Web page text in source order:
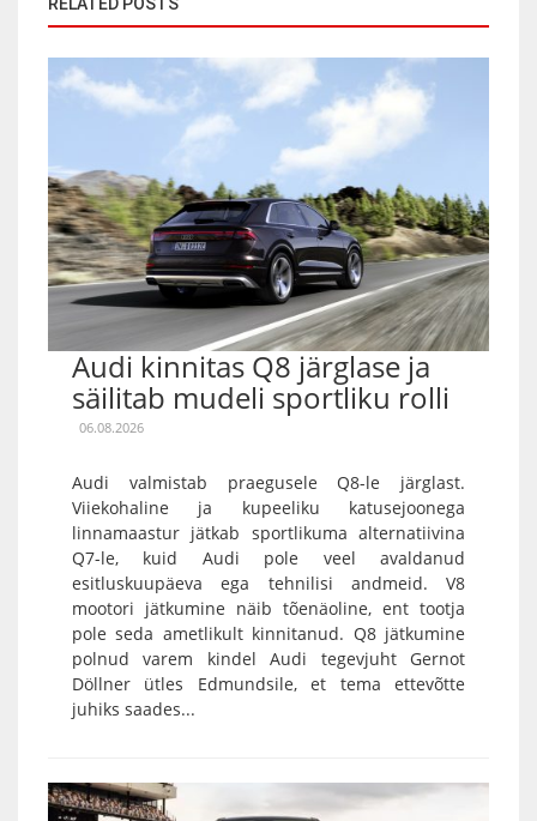
Audi kinnitas Q8 järglase ja
säilitab mudeli sportliku rolli
06.08.2026
Audi valmistab praegusele Q8-le järglast.
Viiekohaline ja kupeeliku katusejoonega
linnamaastur jätkab sportlikuma alternatiivina
Q7-le, kuid Audi pole veel avaldanud
esitluskuupäeva ega tehnilisi andmeid. V8
mootori jätkumine näib tõenäoline, ent tootja
pole seda ametlikult kinnitanud. Q8 jätkumine
polnud varem kindel Audi tegevjuht Gernot
Döllner ütles Edmundsile, et tema ettevõtte
juhiks saades...